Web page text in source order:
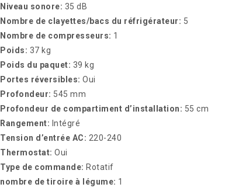
Niveau sonore: 35 dB
Nombre de clayettes/bacs du réfrigérateur: 5
Nombre de compresseurs: 1
Poids: 37 kg
Poids du paquet: 39 kg
Portes réversibles: Oui
Profondeur: 545 mm
Profondeur de compartiment d’installation: 55 cm
Rangement: Intégré
Tension d’entrée AC: 220-240
Thermostat: Oui
Type de commande: Rotatif
nombre de tiroire à légume: 1